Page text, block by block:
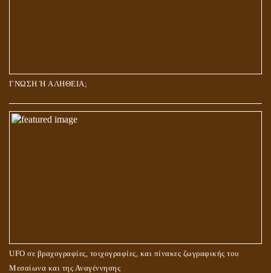
ΓΝΩΣΗ Ή ΑΛΗΘΕΙΑ;
UFO σε βραχογραφίες, τοιχογραφίες, και πίνακες ζωγραφικής του
Μεσαίωνα και της Αναγέννησης